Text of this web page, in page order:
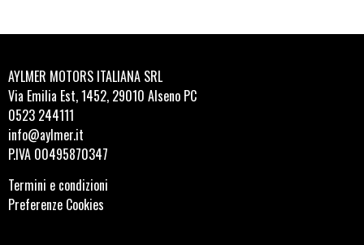
AYLMER MOTORS ITALIANA SRL
Via Emilia Est, 1452, 29010 Alseno PC
0523 244111
info@aylmer.it
P.IVA 00495870347
Termini e condizioni
Preferenze Cookies